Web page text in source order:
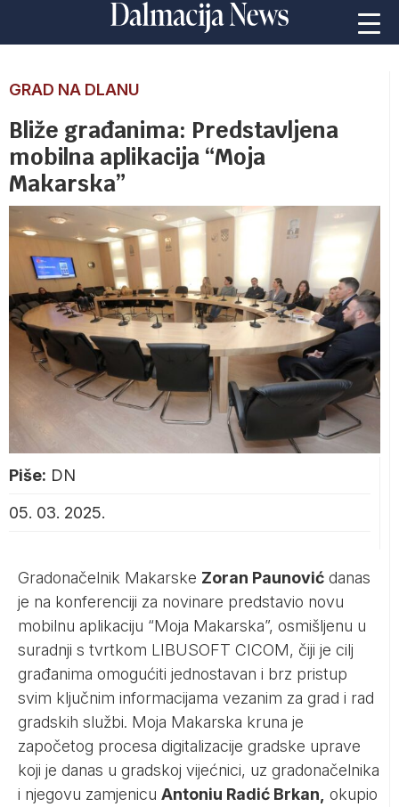
GRAD NA DLANU
Bliže građanima: Predstavljena
mobilna aplikacija “Moja
Makarska”
Piše: DN
05. 03. 2025.
Gradonačelnik Makarske Zoran Paunović danas
je na konferenciji za novinare predstavio novu
mobilnu aplikaciju “Moja Makarska”, osmišljenu u
suradnji s tvrtkom LIBUSOFT CICOM, čiji je cilj
građanima omogućiti jednostavan i brz pristup
svim ključnim informacijama vezanim za grad i rad
gradskih službi. Moja Makarska kruna je
započetog procesa digitalizacije gradske uprave
koji je danas u gradskoj vijećnici, uz gradonačelnika
i njegovu zamjenicu Antoniu Radić Brkan, okupio